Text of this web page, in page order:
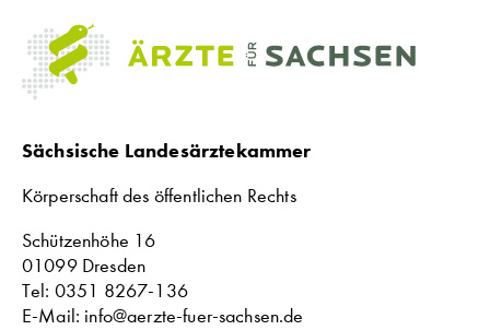
Sächsische Landesärztekammer
Körperschaft des öffentlichen Rechts
Schützenhöhe 16
01099 Dresden
Tel: 0351 8267-136
E-Mail: info@aerzte-fuer-sachsen.de